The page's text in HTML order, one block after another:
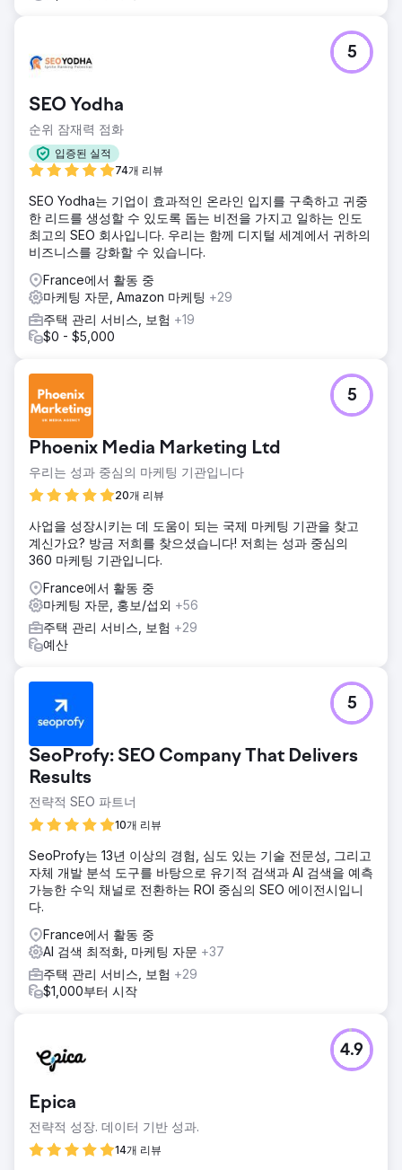
SEO Yodha
순위 잠재력 점화
입증된 실적
74개 리뷰
5
SEO Yodha는 기업이 효과적인 온라인 입지를 구축하고 귀중
한 리드를 생성할 수 있도록 돕는 비전을 가지고 일하는 인도
최고의 SEO 회사입니다. 우리는 함께 디지털 세계에서 귀하의
비즈니스를 강화할 수 있습니다.
France에서 활동 중
마케팅 자문, Amazon 마케팅 +29
주택 관리 서비스, 보험 +19
$0 - $5,000
Phoenix Media Marketing Ltd
우리는 성과 중심의 마케팅 기관입니다
20개 리뷰
5
사업을 성장시키는 데 도움이 되는 국제 마케팅 기관을 찾고
계신가요? 방금 저희를 찾으셨습니다! 저희는 성과 중심의
360 마케팅 기관입니다.
France에서 활동 중
마케팅 자문, 홍보/섭외 +56
주택 관리 서비스, 보험 +29
예산
SeoProfy: SEO Company That Delivers
Results
전략적 SEO 파트너
10개 리뷰
5
SeoProfy는 13년 이상의 경험, 심도 있는 기술 전문성, 그리고
자체 개발 분석 도구를 바탕으로 유기적 검색과 AI 검색을 예측
가능한 수익 채널로 전환하는 ROI 중심의 SEO 에이전시입니
다.
France에서 활동 중
AI 검색 최적화, 마케팅 자문 +37
주택 관리 서비스, 보험 +29
$1,000부터 시작
Epica
전략적 성장. 데이터 기반 성과.
14개 리뷰
4.9